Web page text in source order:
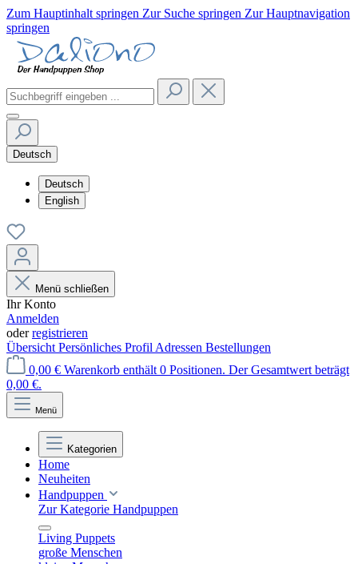
Zum Hauptinhalt springen Zur Suche springen Zur Hauptnavigation
springen
Deutsch
Deutsch
English
Menü schließen
Ihr Konto
Anmelden
oderregistrieren
Übersicht Persönliches Profil Adressen Bestellungen
0,00 € Warenkorb enthält 0 Positionen. Der Gesamtwert beträgt
0,00 €.
Menü
Kategorien
Home
Neuheiten
Handpuppen
Zur Kategorie Handpuppen
Living Puppets
große Menschen